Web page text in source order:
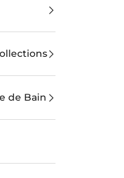
de Bain